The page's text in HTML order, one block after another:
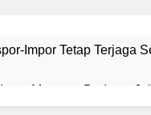
Impor Tetap Terjaga
Merawat Budaya: